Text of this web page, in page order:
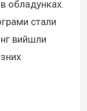
обладунках.
стали
вийшли